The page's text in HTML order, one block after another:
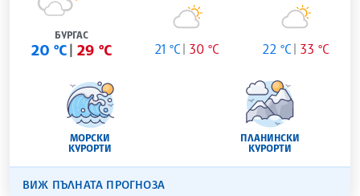
БУРГАС
20 °C 29 °C 21 °C 30 °C 22 °C 33 °C
МОРСКИ
КУРОРТИ
ПЛАНИНСКИ
КУРОРТИ
ВИЖ ПЪЛНАТА ПРОГНОЗА